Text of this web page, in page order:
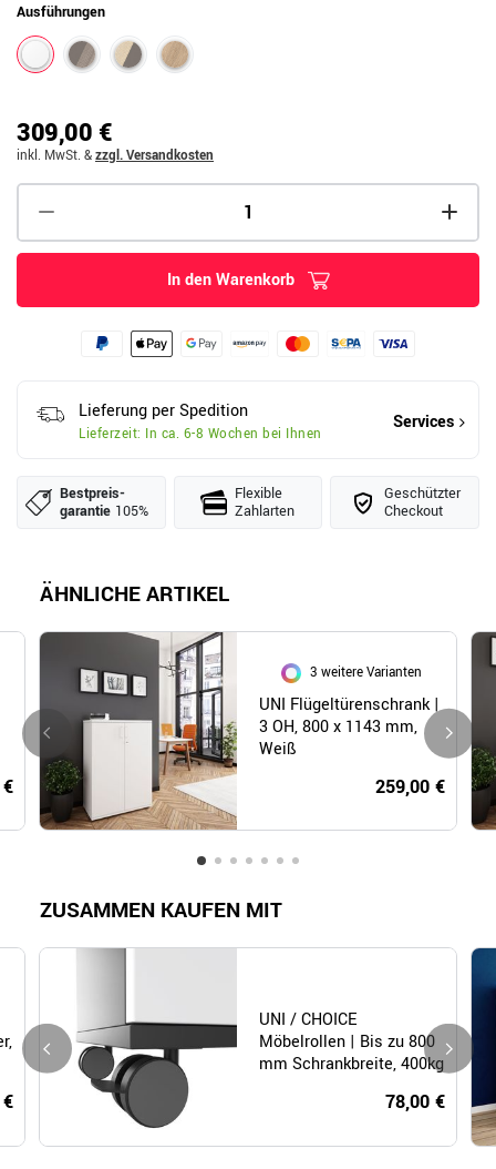
Ausführungen
309,00 €
inkl. MwSt. &zzgl. Versandkosten
In den Warenkorb
Lieferung per Spedition
Lieferzeit: In ca. 6-8 Wochen bei Ihnen
Services
Bestpreis­
garantie 105%
Flexible
Zahlarten
Geschützter
Checkout
ÄHNLICHE ARTIKEL
3 weitere Varianten
UNI Flügeltürenschrank |
3 OH, 800 x 1143 mm,
Weiß
259,00 €
ZUSAMMEN KAUFEN MIT
UNI / CHOICE
Möbelrollen | Bis zu 800
mm Schrankbreite, 400kg
78,00 €